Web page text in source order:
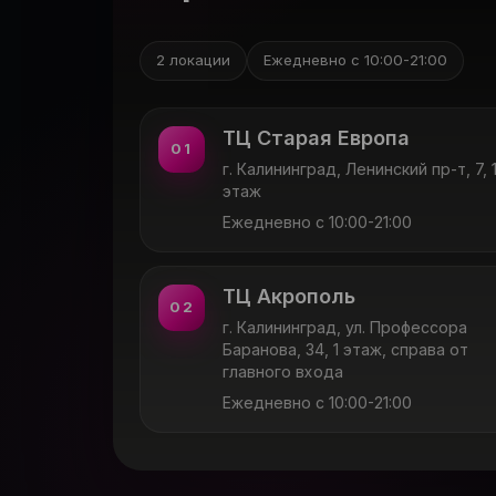
2 локации Ежедневно с 10:00-21:00
01 ТЦ Старая Европа
г. Калининград, Ленинский пр-т, 7, 1
этаж
Ежедневно с 10:00-21:00
02 ТЦ Акрополь
г. Калининград, ул. Профессора
Баранова, 34, 1 этаж, справа от
главного входа
Ежедневно с 10:00-21:00